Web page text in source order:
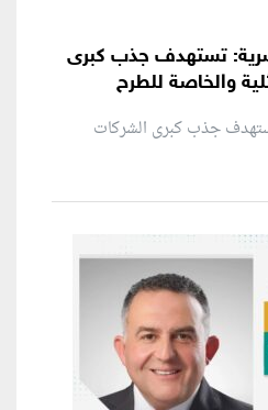
تستهدف جذب كبرى
والخاصة للطرح
جذب كبرى الشركات